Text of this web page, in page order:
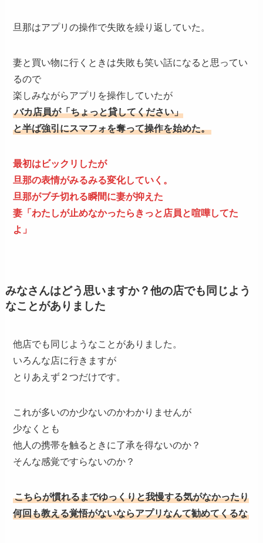
旦那はアプリの操作で失敗を繰り返していた。
妻と買い物に行くときは失敗も笑い話になると思ってい
るので
楽しみながらアプリを操作していたが
バカ店員が「ちょっと貸してください」
と半ば強引にスマフォを奪って操作を始めた。
最初はビックリしたが
旦那の表情がみるみる変化していく。
旦那がブチ切れる瞬間に妻が抑えた
妻「わたしが止めなかったらきっと店員と喧嘩してた
よ」
みなさんはどう思いますか？他の店でも同じよう
なことがありました
他店でも同じようなことがありました。
いろんな店に行きますが
とりあえず２つだけです。
これが多いのか少ないのかわかりませんが
少なくとも
他人の携帯を触るときに了承を得ないのか？
そんな感覚ですらないのか？
こちらが慣れるまでゆっくりと我慢する気がなかったり
何回も教える覚悟がないならアプリなんて勧めてくるな